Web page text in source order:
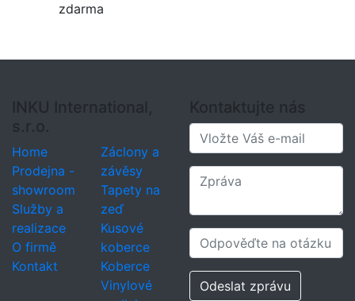
zdarma
INKU International,
s.r.o.
Home
Prodejna -
showroom
Služby a
realizace
O firmě
Kontakt
Záclony a
závěsy
Tapety na
zeď
Kusové
koberce
Koberce
Vinylové
Kontaktujte nás
Odeslat zprávu